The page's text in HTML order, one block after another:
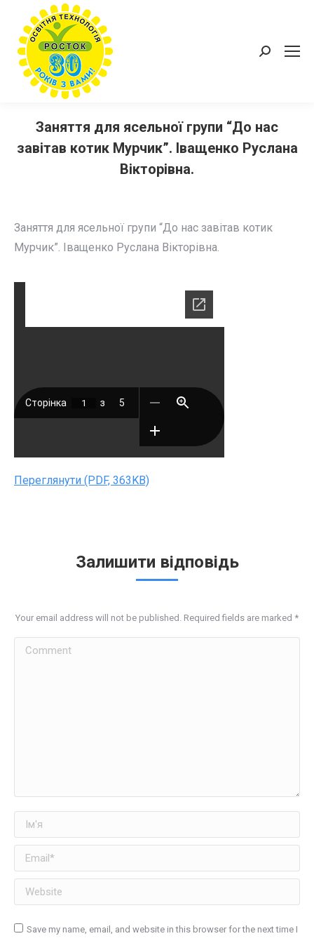
Пошук:
Заняття для ясельної групи “До нас
завітав котик Мурчик”. Іващенко Руслана
Вікторівна.
Заняття для ясельної групи “До нас завітав котик
Мурчик”. Іващенко Руслана Вікторівна.
Переглянути (PDF, 363KB)
Залишити відповідь
Your email address will not be published. Required fields are marked *
Comment
Ім'я
Email *
Website
Save my name, email, and website in this browser for the next time I